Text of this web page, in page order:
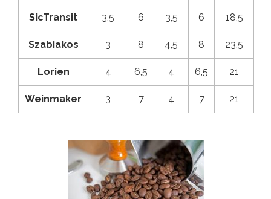
SicTransit 3,5 6 3,5 6 18,5
Szabiakos 3 8 4,5 8 23,5
Lorien 4 6,5 4 6,5 21
Weinmaker 3 7 4 7 21